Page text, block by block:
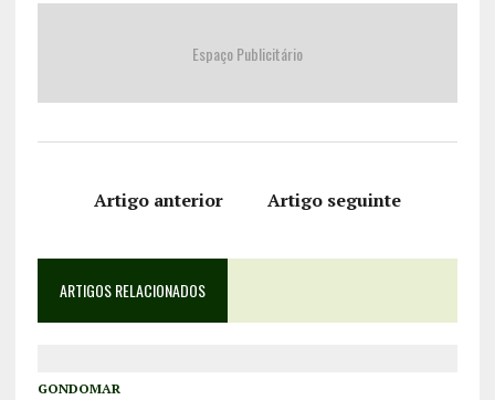
Espaço Publicitário
Artigo anterior Artigo seguinte
ARTIGOS RELACIONADOS
GONDOMAR